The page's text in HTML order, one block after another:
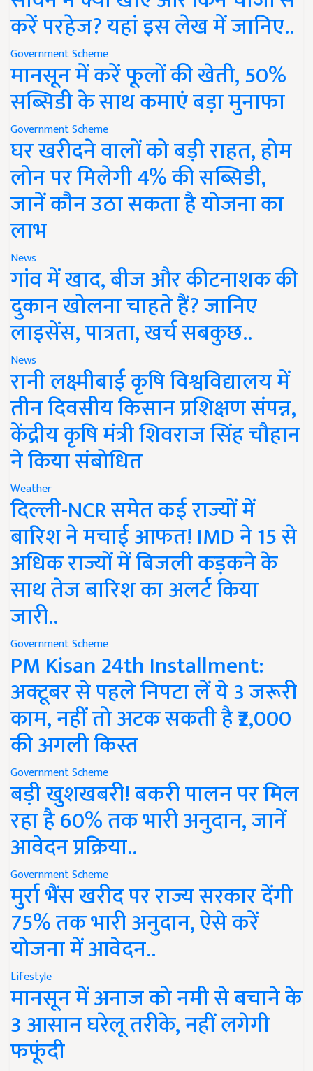
करें परहेज? यहां इस लेख में जानिए..
Government Scheme
मानसून में करें फूलों की खेती, 50%
सब्सिडी के साथ कमाएं बड़ा मुनाफा
Government Scheme
घर खरीदने वालों को बड़ी राहत, होम
लोन पर मिलेगी 4% की सब्सिडी,
जानें कौन उठा सकता है योजना का
लाभ
News
गांव में खाद, बीज और कीटनाशक की
दुकान खोलना चाहते हैं? जानिए
लाइसेंस, पात्रता, खर्च सबकुछ..
News
रानी लक्ष्मीबाई कृषि विश्वविद्यालय में
तीन दिवसीय किसान प्रशिक्षण संपन्न,
केंद्रीय कृषि मंत्री शिवराज सिंह चौहान
ने किया संबोधित
Weather
दिल्ली-NCR समेत कई राज्यों में
बारिश ने मचाई आफत! IMD ने 15 से
अधिक राज्यों में बिजली कड़कने के
साथ तेज बारिश का अलर्ट किया
जारी..
Government Scheme
PM Kisan 24th Installment:
अक्टूबर से पहले निपटा लें ये 3 जरूरी
काम, नहीं तो अटक सकती है ₹2,000
की अगली किस्त
Government Scheme
बड़ी खुशखबरी! बकरी पालन पर मिल
रहा है 60% तक भारी अनुदान, जानें
आवेदन प्रक्रिया..
Government Scheme
मुर्रा भैंस खरीद पर राज्य सरकार देंगी
75% तक भारी अनुदान, ऐसे करें
योजना में आवेदन..
Lifestyle
मानसून में अनाज को नमी से बचाने के
3 आसान घरेलू तरीके, नहीं लगेगी
फफूंदी